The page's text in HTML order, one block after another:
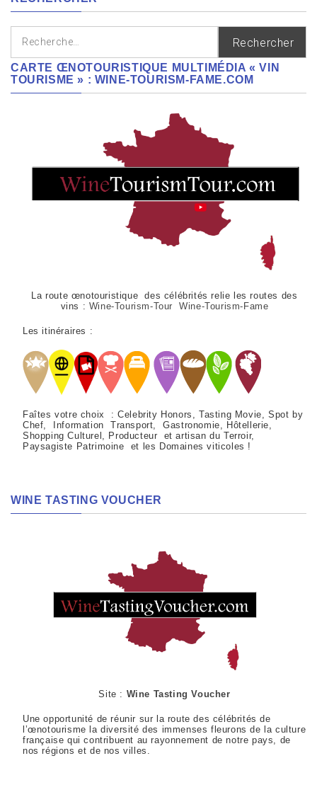
Rechercher :
CARTE ŒNOTOURISTIQUE MULTIMÉDIA « VIN
TOURISME » : WINE-TOURISM-FAME.COM
La route œnotouristique des célébrités relie les routes des
vins : Wine-Tourism-Tour Wine-Tourism-Fame
Les itinéraires :
Faîtes votre choix : Celebrity Honors, Tasting Movie, Spot by
Chef, Information Transport, Gastronomie, Hôtellerie,
Shopping Culturel, Producteur et artisan du Terroir,
Paysagiste Patrimoine et les Domaines viticoles !
WINE TASTING VOUCHER
Site : Wine Tasting Voucher
Une opportunité de réunir sur la route des célébrités de
l’œnotourisme la diversité des immenses fleurons de la culture
française qui contribuent au rayonnement de notre pays, de
nos régions et de nos villes.